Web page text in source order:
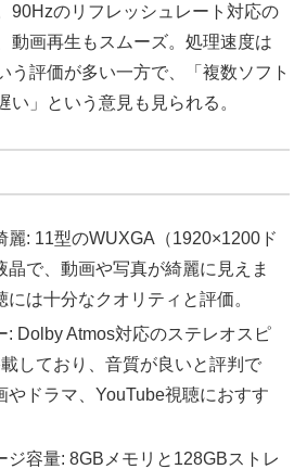
90Hzのリフレッシュレート対応の
動画再生もスムーズ。処理速度は
う評価が多い一方で、「複数ソフト
い」という意見も見られる。
麗: 11型のWUXGA（1920×1200ド
晶で、動画や写真が綺麗に見えま
は十分なクオリティと評価。
: Dolby Atmos対応のステレオスピ
しており、音質が良いと評判で
やドラマ、YouTube視聴におすす
ジ容量: 8GBメモリと128GBストレ